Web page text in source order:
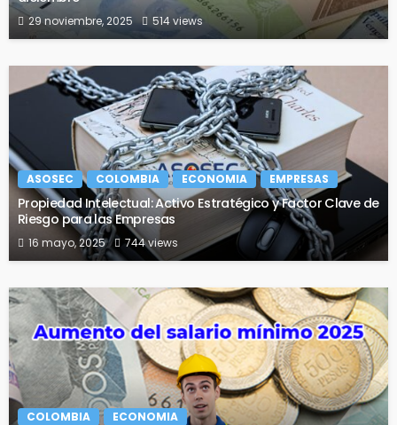
29 noviembre, 2025 514 views
ASOSEC COLOMBIA ECONOMIA EMPRESAS
Propiedad Intelectual: Activo Estratégico y Factor Clave de
Riesgo para las Empresas
16 mayo, 2025 744 views
COLOMBIA ECONOMIA